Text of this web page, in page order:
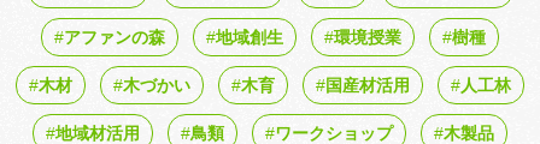
アファンの森 地域創生 環境授業 樹種
木材 木づかい 木育 国産材活用 人工林
地域材活用 鳥類 ワークショップ 木製品